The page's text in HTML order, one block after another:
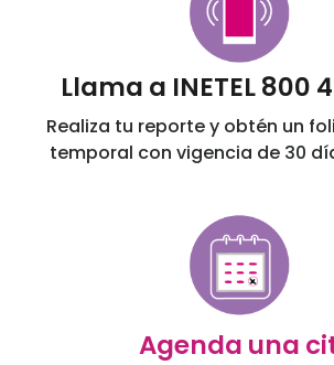
Llama a INETEL 800
Realiza tu reporte y obtén un
temporal con vigencia de 30
Agenda una